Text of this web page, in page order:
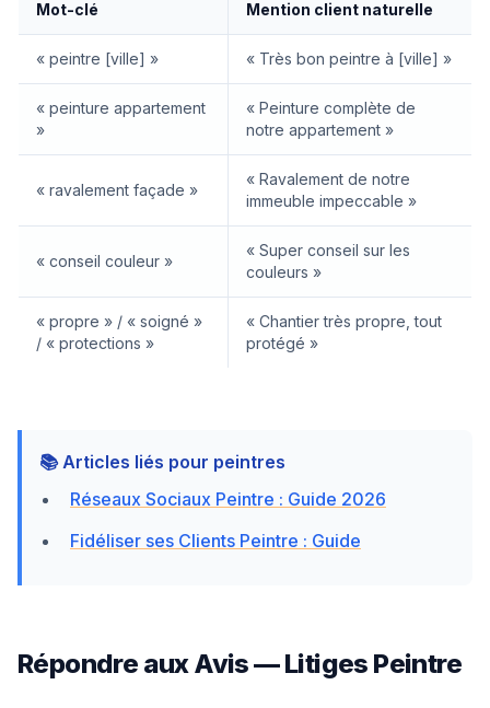
Mot-clé Mention client naturelle
« peintre [ville] » « Très bon peintre à [ville] »
« peinture appartement
»
« Peinture complète de
notre appartement »
« ravalement façade »
« Ravalement de notre
immeuble impeccable »
« conseil couleur »
« Super conseil sur les
couleurs »
« propre » / « soigné »
/ « protections »
« Chantier très propre, tout
protégé »
📚 Articles liés pour peintres
Réseaux Sociaux Peintre : Guide 2026
Fidéliser ses Clients Peintre : Guide
Répondre aux Avis — Litiges Peintre